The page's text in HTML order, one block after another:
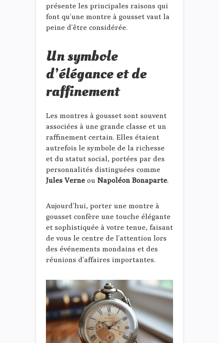
présente les principales raisons qui
font qu’une montre à gousset vaut la
peine d’être considérée.
Un symbole
d’élégance et de
raffinement
Les montres à gousset sont souvent
associées à une grande classe et un
raffinement certain. Elles étaient
autrefois le symbole de la richesse
et du statut social, portées par des
personnalités distinguées comme
Jules Verne ou Napoléon Bonaparte.
Aujourd’hui, porter une montre à
gousset confère une touche élégante
et sophistiquée à votre tenue, faisant
de vous le centre de l’attention lors
des événements mondains et des
réunions d’affaires importantes.